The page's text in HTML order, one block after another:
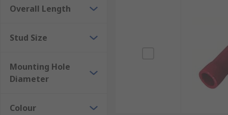
Overall Length
Stud Size
Mounting Hole
Diameter
Colour